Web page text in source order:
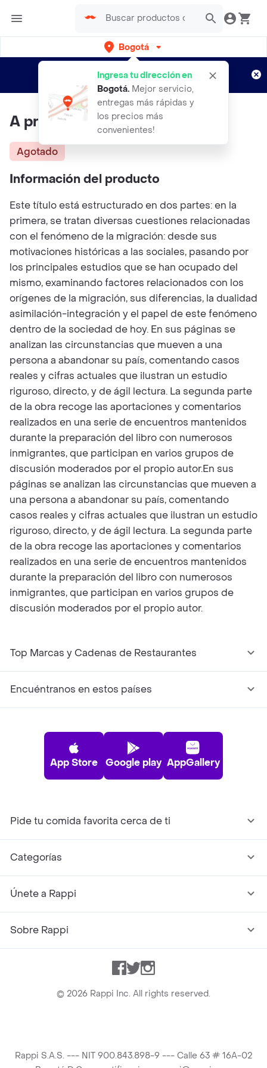
Bogotá
Ingresa tu dirección en
Bogotá. Mejor servicio,
entregas más rápidas y
los precios más
convenientes!
envíos gratis por semanas
Aplican TyC
A propósito de inmigración
Agotado
Información del producto
Este título está estructurado en dos partes: en la
primera, se tratan diversas cuestiones relacionadas
con el fenómeno de la migración: desde sus
motivaciones históricas a las sociales, pasando por
los principales estudios que se han ocupado del
mismo, examinando factores relacionados con los
orígenes de la migración, sus diferencias, la dualidad
asimilación-integración y el papel de este fenómeno
dentro de la sociedad de hoy. En sus páginas se
analizan las circunstancias que mueven a una
persona a abandonar su país, comentando casos
reales y cifras actuales que ilustran un estudio
riguroso, directo, y de ágil lectura. La segunda parte
de la obra recoge las aportaciones y comentarios
realizados en una serie de encuentros mantenidos
durante la preparación del libro con numerosos
inmigrantes, que participan en varios grupos de
discusión moderados por el propio autor.En sus
páginas se analizan las circunstancias que mueven a
una persona a abandonar su país, comentando
casos reales y cifras actuales que ilustran un estudio
riguroso, directo, y de ágil lectura. La segunda parte
de la obra recoge las aportaciones y comentarios
realizados en una serie de encuentros mantenidos
durante la preparación del libro con numerosos
inmigrantes, que participan en varios grupos de
discusión moderados por el propio autor.
Top Marcas y Cadenas de Restaurantes
Encuéntranos en estos países
App Store Google play AppGallery
Pide tu comida favorita cerca de ti
Categorías
Únete a Rappi
Sobre Rappi
Facebook
TwitterInstagram
© 2026 Rappi Inc. All rights reserved.
Rappi S.A.S. --- NIT 900.843.898-9 --- Calle 63 # 16A-02